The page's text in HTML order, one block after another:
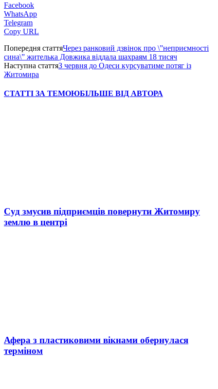
Facebook
WhatsApp
Telegram
Copy URL
Попередня статтяЧерез ранковий дзвінок про \”неприємності
сина\” жителька Довжика віддала шахраям 18 тисяч
Наступна статтяЗ червня до Одеси курсуватиме потяг із
Житомира
СТАТТІ ЗА ТЕМОЮБІЛЬШЕ ВІД АВТОРА
Суд змусив підприємців повернути Житомиру
землю в центрі
Афера з пластиковими вікнами обернулася
терміном